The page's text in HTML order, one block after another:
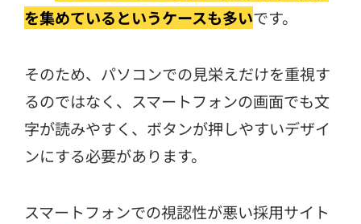
を集めているというケースも多いです。
そのため、パソコンでの見栄えだけを重視す
るのではなく、スマートフォンの画面でも文
字が読みやすく、ボタンが押しやすいデザイ
ンにする必要があります。
スマートフォンでの視認性が悪い採用サイト